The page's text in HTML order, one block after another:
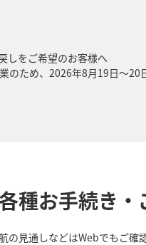
しをご希望のお客様へ
ため、2026年8月19日～20
種お手続き・
の見通しなどはWebでもご確